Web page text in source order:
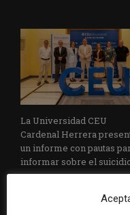
La Universidad CEU
Cardenal Herrera
un informe con pautas
informar sobre el